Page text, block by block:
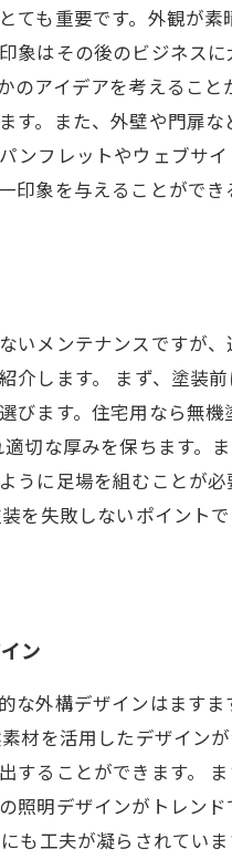
ても重要です。外観が
象はその後のビジネス
のアイデアを考えるこ
。また、外壁や門扉
ンフレットやウェブサ
象を与えることができ
いメンテナンスですが
介します。 まず、塗装
びます。住宅用なら無
切な厚みを保ちます
うに足場を組むことが
を失敗しないポイント
ン
な外構デザインはます
材を活用したデザイン
することができます。
照明デザインがトレン
も工夫が凝らされてい